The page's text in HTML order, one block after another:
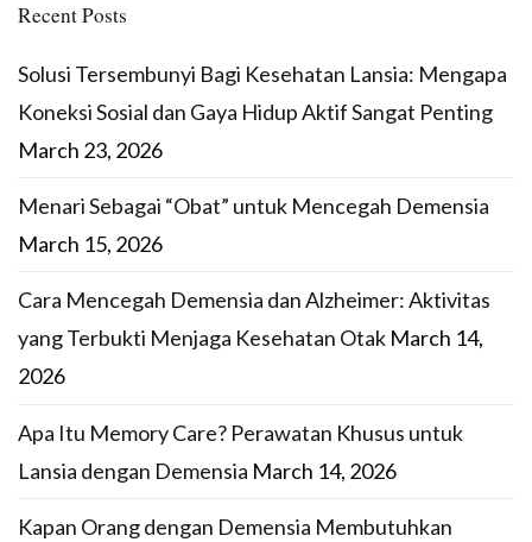
Recent Posts
Solusi Tersembunyi Bagi Kesehatan Lansia: Mengapa
Koneksi Sosial dan Gaya Hidup Aktif Sangat Penting
March 23, 2026
Menari Sebagai “Obat” untuk Mencegah Demensia
March 15, 2026
Cara Mencegah Demensia dan Alzheimer: Aktivitas
yang Terbukti Menjaga Kesehatan Otak March 14,
2026
Apa Itu Memory Care? Perawatan Khusus untuk
Lansia dengan Demensia March 14, 2026
Kapan Orang dengan Demensia Membutuhkan